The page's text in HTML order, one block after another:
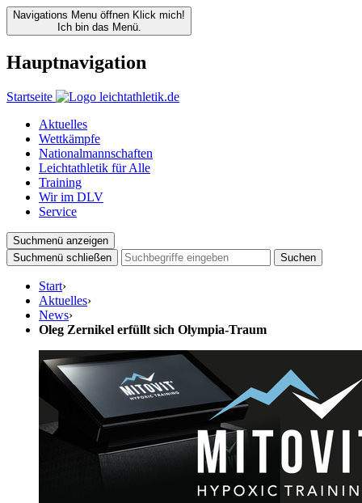
Navigations Menu öffnen Klick mich!
Ich bin das Menü.
Hauptnavigation
Startseite
Aktuelles
Wettkämpfe
Nationalmannschaften
Leichtathletik für Alle
Training
Wir im DLV
Service
Suchmenü anzeigen
Suchmenü schließen
Suchen
Start›
Aktuelles›
News›
Oleg Zernikel erfüllt sich Olympia-Traum